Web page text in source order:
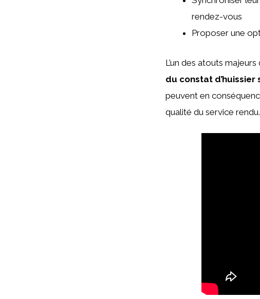
rendez-vous
Proposer une
L’un des atouts
du constat
peuvent en
qualité du service rendu.